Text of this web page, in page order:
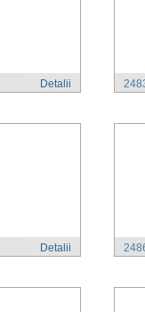
Detalii
Detalii